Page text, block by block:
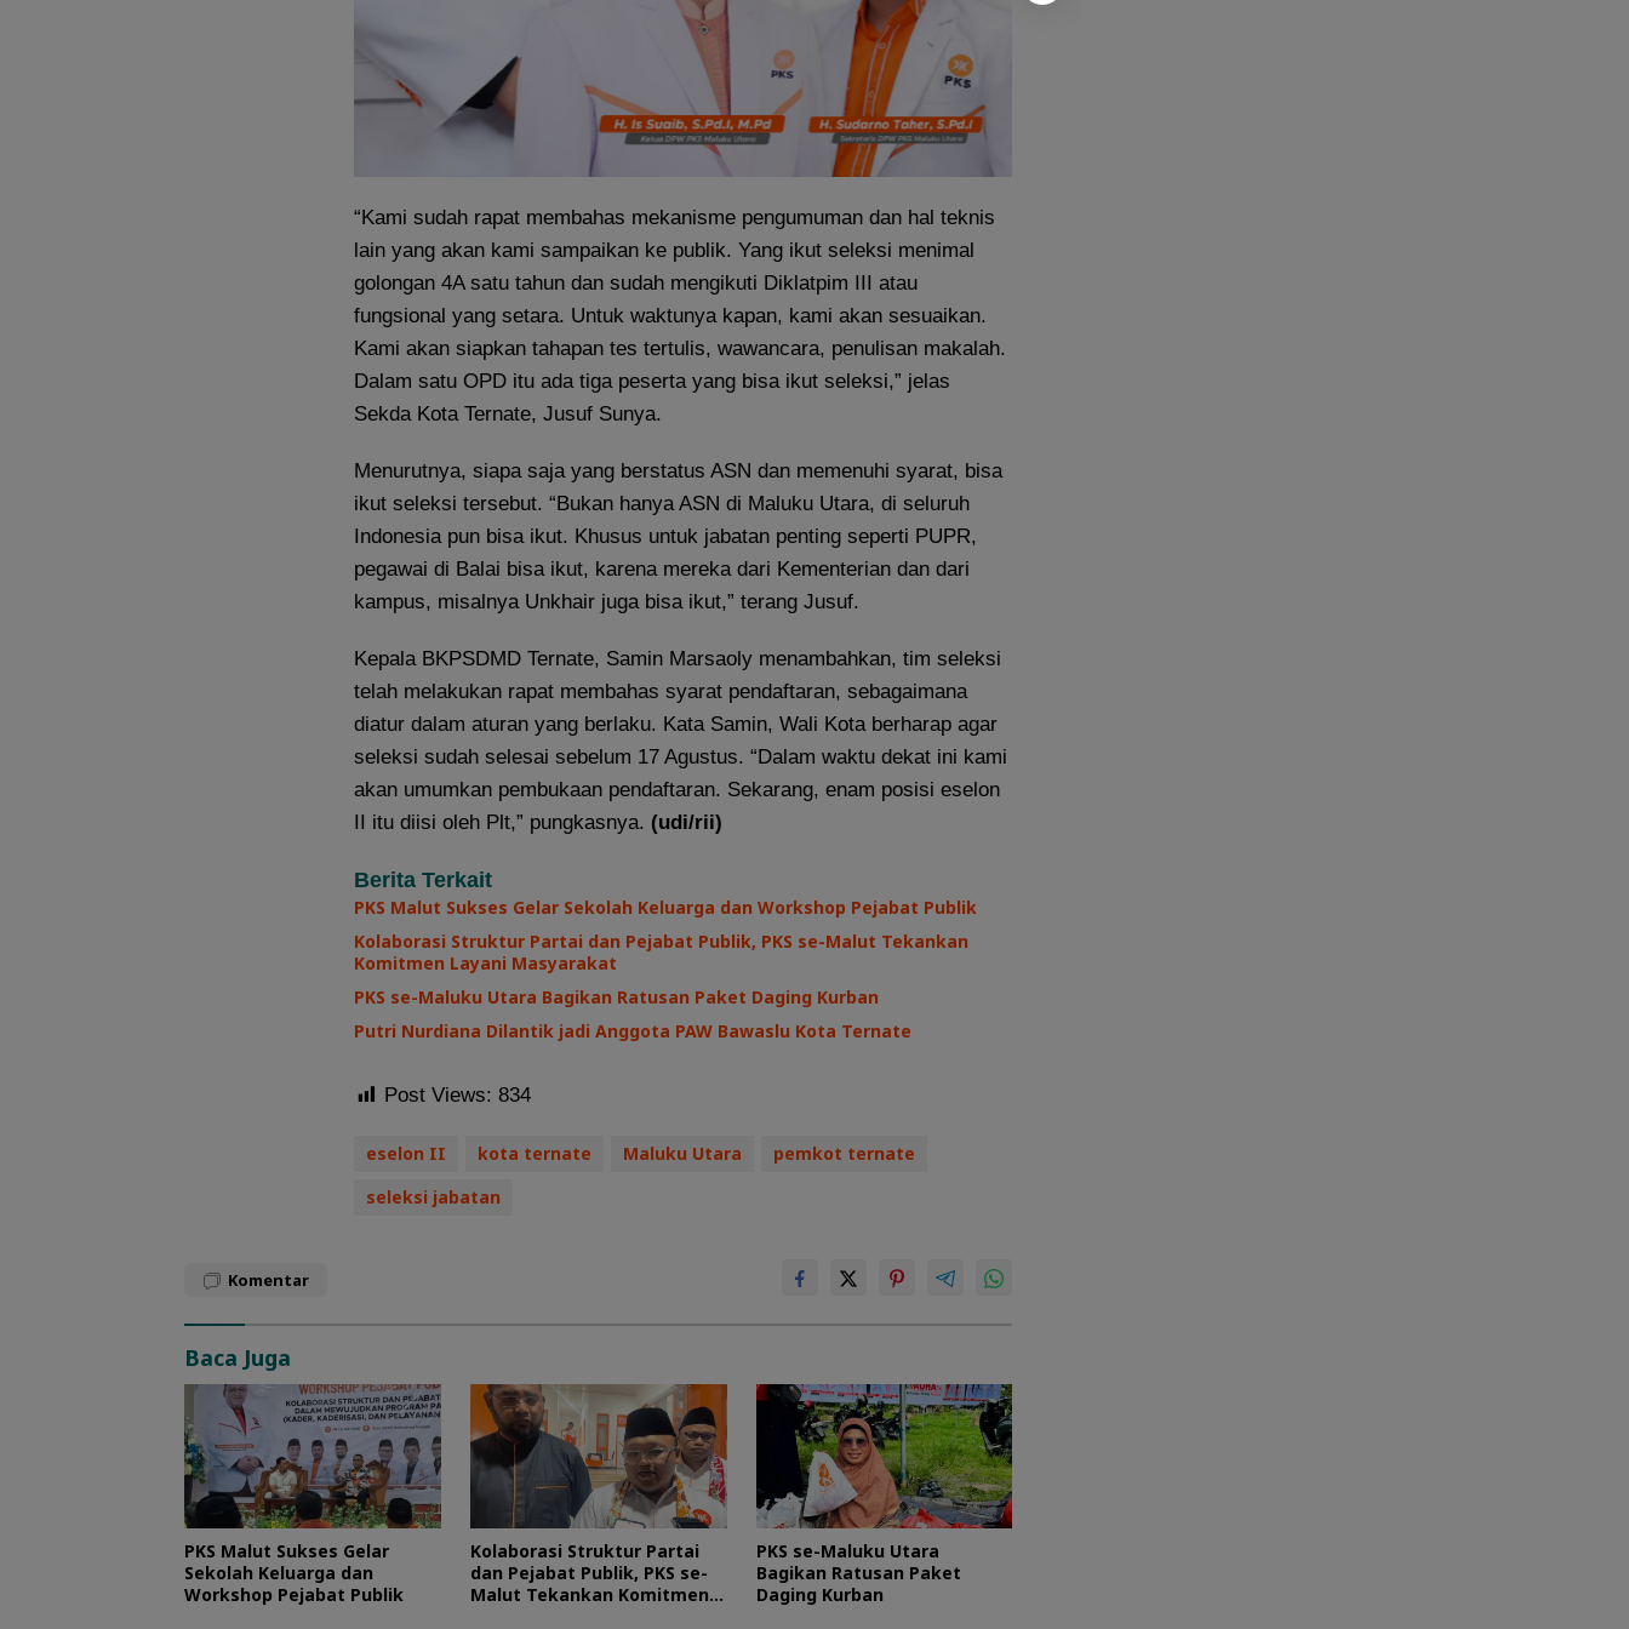
“Kami sudah rapat membahas mekanisme pengumuman dan hal teknis
lain yang akan kami sampaikan ke publik. Yang ikut seleksi menimal
golongan 4A satu tahun dan sudah mengikuti Diklatpim III atau
fungsional yang setara. Untuk waktunya kapan, kami akan sesuaikan.
Kami akan siapkan tahapan tes tertulis, wawancara, penulisan makalah.
Dalam satu OPD itu ada tiga peserta yang bisa ikut seleksi,” jelas
Sekda Kota Ternate, Jusuf Sunya.
Menurutnya, siapa saja yang berstatus ASN dan memenuhi syarat, bisa
ikut seleksi tersebut. “Bukan hanya ASN di Maluku Utara, di seluruh
Indonesia pun bisa ikut. Khusus untuk jabatan penting seperti PUPR,
pegawai di Balai bisa ikut, karena mereka dari Kementerian dan dari
kampus, misalnya Unkhair juga bisa ikut,” terang Jusuf.
Kepala BKPSDMD Ternate, Samin Marsaoly menambahkan, tim seleksi
telah melakukan rapat membahas syarat pendaftaran, sebagaimana
diatur dalam aturan yang berlaku. Kata Samin, Wali Kota berharap agar
seleksi sudah selesai sebelum 17 Agustus. “Dalam waktu dekat ini kami
akan umumkan pembukaan pendaftaran. Sekarang, enam posisi eselon
II itu diisi oleh Plt,” pungkasnya. (udi/rii)
Berita Terkait
PKS Malut Sukses Gelar Sekolah Keluarga dan Workshop Pejabat Publik
Kolaborasi Struktur Partai dan Pejabat Publik, PKS se-Malut Tekankan
Komitmen Layani Masyarakat
PKS se-Maluku Utara Bagikan Ratusan Paket Daging Kurban
Putri Nurdiana Dilantik jadi Anggota PAW Bawaslu Kota Ternate
Post Views: 834
eselon II kota ternate Maluku Utara
pemkot ternate
seleksi jabatan
Komentar
Baca Juga
PKS Malut Sukses Gelar
Sekolah Keluarga dan
Workshop Pejabat Publik
Kolaborasi Struktur Partai
dan Pejabat Publik, PKS se-
Malut Tekankan Komitmen
PKS se-Maluku Utara
Bagikan Ratusan Paket
Daging Kurban